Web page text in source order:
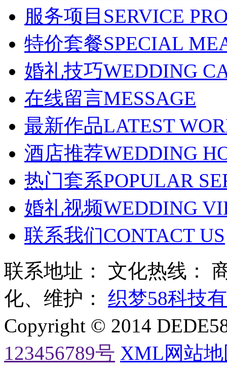
服务项目 SERVICE
特价套餐SPECIAL
婚礼技巧WEDDING
在线留言MESSAGE
最新作品LATEST
酒店推荐WEDDING
热门套系POPULAR
婚礼视频WEDDING
联系我们CONTACT US
联系地址： 文化热线：
化、维护： 织梦58科技
Copyright © 2014
123456789号 XML网站